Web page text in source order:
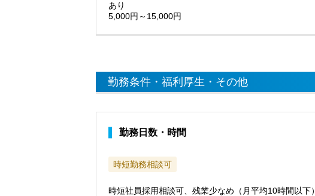
あり
5,000円～15,000円
勤務条件・福利厚生・その他
勤務日数・時間
時短勤務相談可
時短社員採用相談可、残業少なめ（月平均10時間以下）